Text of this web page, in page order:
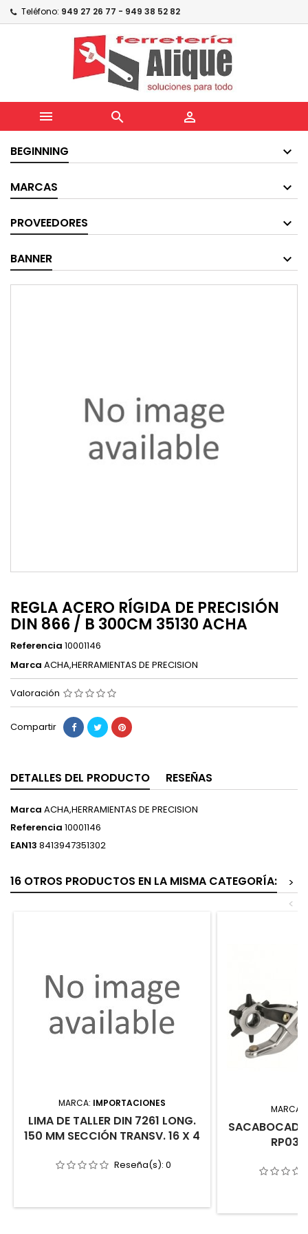
Teléfono: 949 27 26 77 - 949 38 52 82
  
BEGINNING
MARCAS
PROVEEDORES
BANNER
REGLA ACERO RÍGIDA DE PRECISIÓN
DIN 866 / B 300CM 35130 ACHA
Referencia 10001146
Marca ACHA,HERRAMIENTAS DE PRECISION
Valoración
Compartir
DETALLES DEL PRODUCTO RESEÑAS
Marca ACHA,HERRAMIENTAS DE PRECISION
Referencia 10001146
EAN13 8413947351302
16 OTROS PRODUCTOS EN LA MISMA CATEGORÍA:
>
<
MARCA: IMPORTACIONES
LIMA DE TALLER DIN 7261 LONG.
150 MM SECCIÓN TRANSV. 16 X 4
Reseña(s): 0
MARCA:
RP03